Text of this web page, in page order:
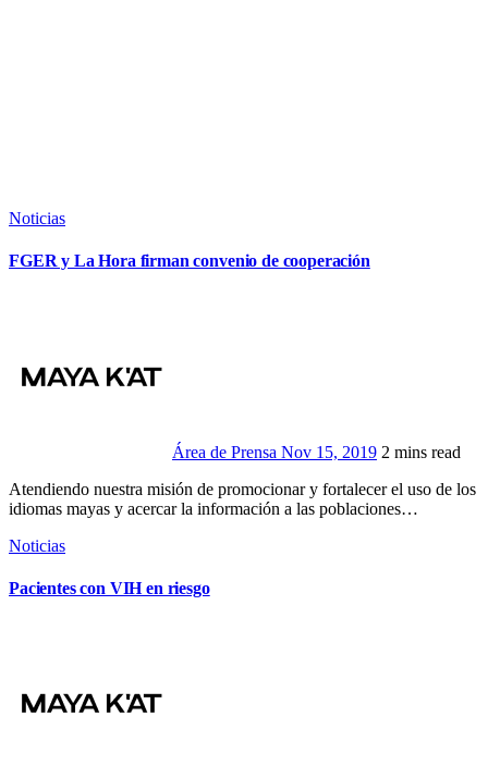
Noticias
FGER y La Hora firman convenio de cooperación
Área de Prensa Nov 15, 2019 2 mins read
Atendiendo nuestra misión de promocionar y fortalecer el uso de los
idiomas mayas y acercar la información a las poblaciones…
Noticias
Pacientes con VIH en riesgo